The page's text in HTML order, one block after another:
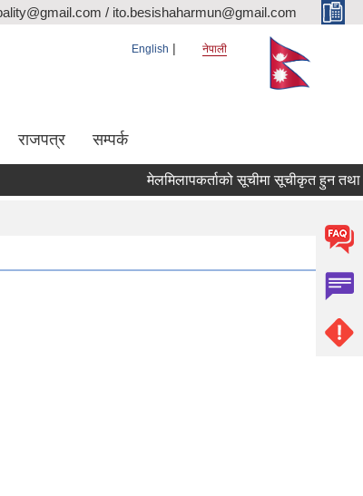
/ ito.besishaharmun@gmail.com
English नेपाली
राजपत्र सम्पर्क
मेलमिलापकर्ताको सूचीमा सूचीकृत हुन तथा